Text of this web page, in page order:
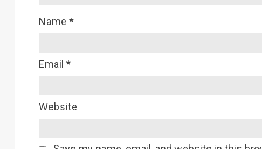
Name *
Email *
Website